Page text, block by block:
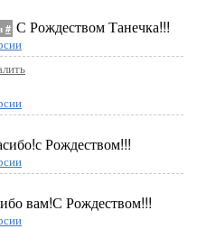
# С Рождеством Танечка!!!
Рождеством!!!
вам!С Рождеством!!!